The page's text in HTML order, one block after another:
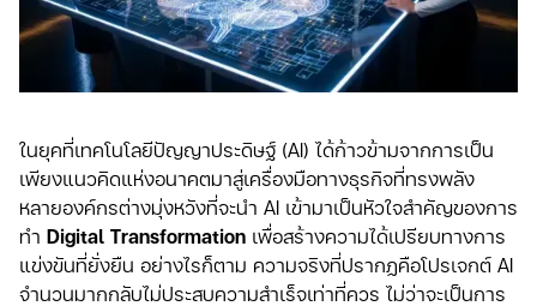
ในยุคที่เทคโนโลยีปัญญาประดิษฐ์ (AI) ได้ก้าวข้ามจากการเป็น
เพียงแนวคิดแห่งอนาคตมาสู่เครื่องมือทางธุรกิจที่ทรงพลัง
หลายองค์กรต่างมุ่งหวังที่จะนำ AI เข้ามาเป็นหัวใจสำคัญของการ
ทำ Digital Transformation เพื่อสร้างความได้เปรียบทางการ
แข่งขันที่ยั่งยืน อย่างไรก็ตาม ความจริงที่ปรากฏคือโปรเจกต์ AI
จำนวนมากกลับไม่ประสบความสำเร็จเท่าที่ควร ไม่ว่าจะเป็นการ